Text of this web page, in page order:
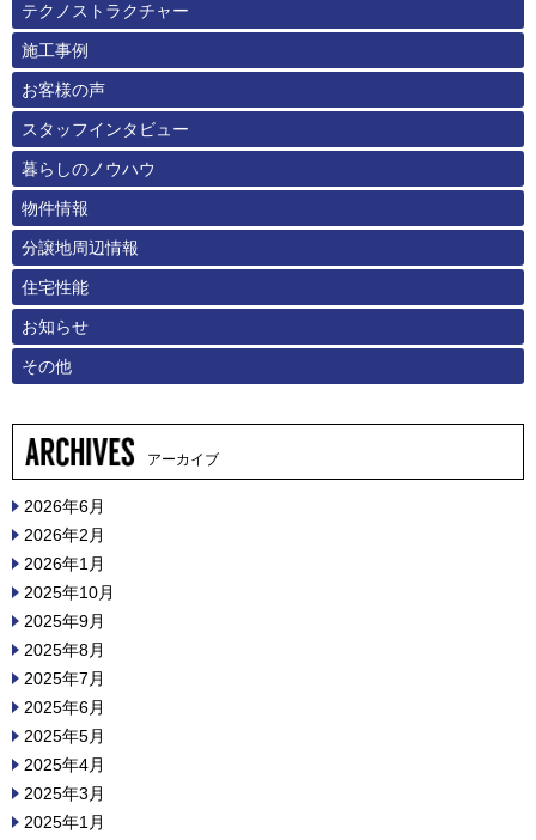
テクノストラクチャー
施工事例
お客様の声
スタッフインタビュー
暮らしのノウハウ
物件情報
分譲地周辺情報
住宅性能
お知らせ
その他
アーカイブ
2026年6月
2026年2月
2026年1月
2025年10月
2025年9月
2025年8月
2025年7月
2025年6月
2025年5月
2025年4月
2025年3月
2025年1月